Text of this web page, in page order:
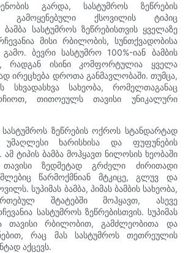
გარდა, სასტუმროს ზეწრების
გამოყენებული ქსოვილის ტიპიც
ბამბა სასტუმროს ზეწრებისთვის ყველაზე
მისი რბილობის, სუნთქვადობისა
ბევრი სასტუმრო 100%-იან ბამბის
რადგან ისინი კომფორტულია ყველა
ირეცხება დროთა განმავლობაში. თუმცა,
სხვადასხვა სახეობა, რომელთაგანაც
თითოეულს თავისი უნიკალური
სასტუმროს ზეწრების ოქროს სტანდარტად
ხარისხისა და ფუფუნების
ამ ტიპის ბამბა მოჰყავთ ნილოსის ხეობაში
ზედმეტად გრძელი ძირითადი
წარმოქმნიან მტკიცე, გლუვ და
სუპიმას ბამბა, პიმას ბამბის სახეობა,
შტატებში მოჰყავთ, ასევე
სასტუმროს ზეწრებისთვის. სუპიმას
თავისი რბილობით, გამძლეობითა და
რაც მას სასტუმროს თეთრეულის
აქცევს.